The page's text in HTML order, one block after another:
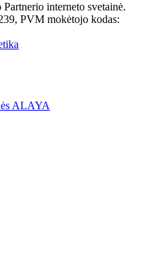
interneto svetainė.
PVM mokėtojo kodas:
ALAYA